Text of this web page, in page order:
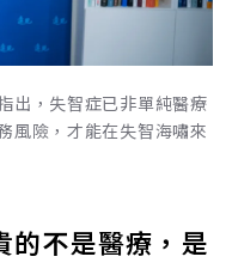
出，失智症已非單純醫療
風險，才能在失智海嘯來
的不是醫療，是